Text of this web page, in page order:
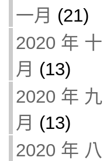
一月 (21)
2020 年 十
月 (13)
2020 年 九
月 (13)
2020 年 八